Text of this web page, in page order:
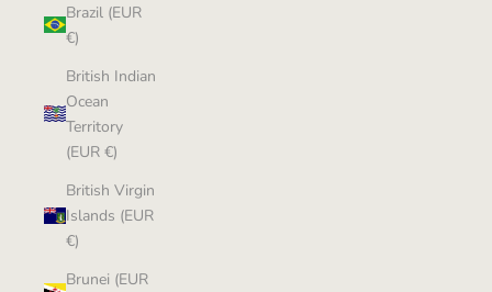
Brazil (EUR
€)
British Indian
Ocean
Territory
(EUR €)
British Virgin
Islands (EUR
€)
Brunei (EUR